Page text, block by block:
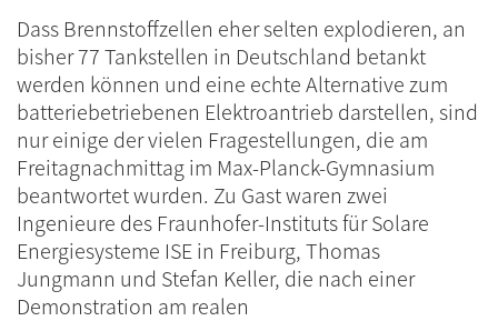
Dass Brennstoffzellen eher selten explodieren, an
bisher 77 Tankstellen in Deutschland betankt
werden können und eine echte Alternative zum
batteriebetriebenen Elektroantrieb darstellen, sind
nur einige der vielen Fragestellungen, die am
Freitagnachmittag im Max-Planck-Gymnasium
beantwortet wurden. Zu Gast waren zwei
Ingenieure des Fraunhofer-Instituts für Solare
Energiesysteme ISE in Freiburg, Thomas
Jungmann und Stefan Keller, die nach einer
Demonstration am realen